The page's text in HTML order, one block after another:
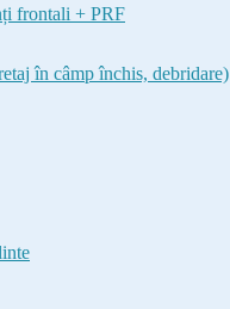
frontali + PRF
în câmp închis, debridare)